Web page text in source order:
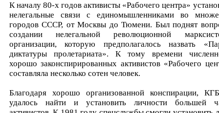
К началу 80-х годов активисты «Рабочего центра»
нелегальные связи с единомышленниками во
городов СССР, от Москвы до Тюмени. Был поднят
создании нелегальной революционной
организации, которую предполагалось назвать
диктатуры пролетариата». К тому времени
хорошо законспирированных активистов «Рабочего
составляла несколько сотен человек.
Благодаря хорошо организованной конспирации,
удалось найти и установить личности большей